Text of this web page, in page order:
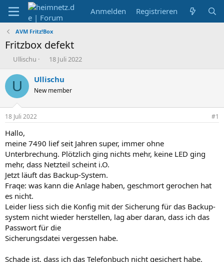
Anmelden Registrieren
AVM Fritz!Box
Fritzbox defekt
E
s
e
r
Ullischu
E
s
e
t
m
18 Juli 2022
U Ullischu
New member
18 Juli 2022 #1
Hallo,
meine 7490 lief seit Jahren super, immer ohne
Unterbrechung. Plötzlich ging nichts mehr, keine LED ging
mehr, dass Netzteil scheint i.O.
Jetzt läuft das Backup-System.
Fraqe: was kann die Anlage haben, geschmort gerochen hat
es nicht.
Leider liess sich die Konfig mit der Sicherung für das Backup-
system nicht wieder herstellen, lag aber daran, dass ich das
Passwort für die
Sicherungsdatei vergessen habe.
Schade ist, dass ich das Telefonbuch nicht gesichert habe.